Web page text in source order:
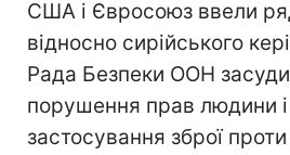
США і Євросоюз ввели
відносно сирійського
Рада Безпеки ООН
порушення прав людини і
застосування зброї